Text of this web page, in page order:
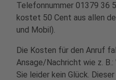
Telefonnummer 01379 36
kostet 50 Cent aus allen
und Mobil).
Die Kosten für den Anruf
Ansage/Nachricht wie z.
Sie leider kein Glück.